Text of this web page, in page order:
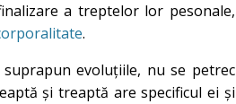
a treptelor lor pesonale,
.
evoluțiile, nu se petrec
și treaptă are specificul ei și